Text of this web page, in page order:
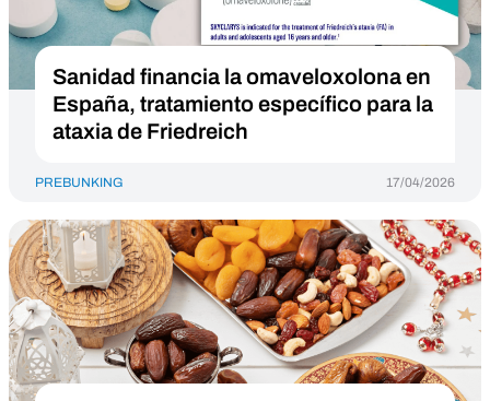
Sanidad financia la omaveloxolona en
España, tratamiento específico para la
ataxia de Friedreich
PREBUNKING 17/04/2026